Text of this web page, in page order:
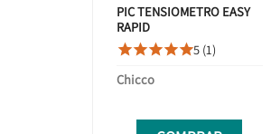
PIC TENSIOMETRO EASY
RAPID
5 (1)
Chicco